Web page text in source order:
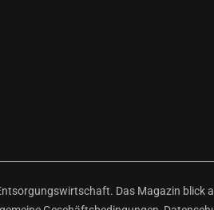
Das Magazin blick